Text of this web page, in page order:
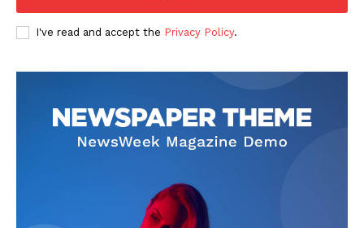
SUBSCRIBE NOW
Company
I've read and accept the Privacy Policy.